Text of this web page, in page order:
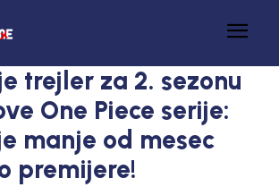
trejler za 2. sezonu
One Piece serije:
manje od mesec
premijere!